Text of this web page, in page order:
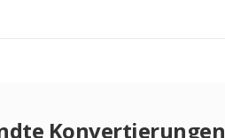
Konvertierungen